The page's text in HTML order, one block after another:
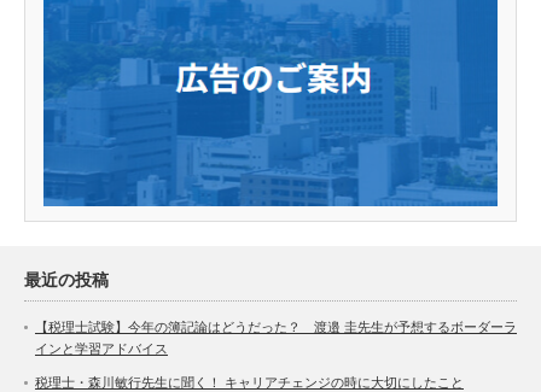
最近の投稿
【税理士試験】今年の簿記論はどうだった？ 渡邉 圭先生が予想するボーダーラ
インと学習アドバイス
税理士・森川敏行先生に聞く！ キャリアチェンジの時に大切にしたこと